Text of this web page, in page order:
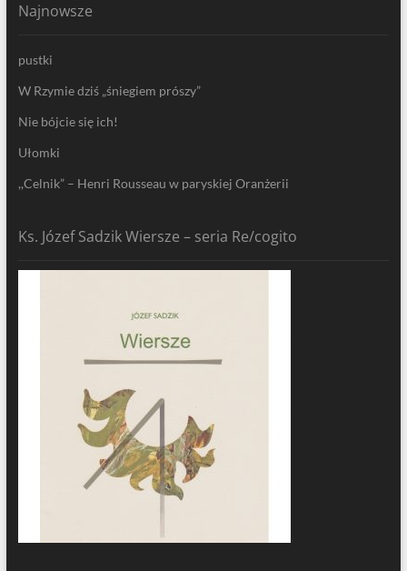
Najnowsze
pustki
W Rzymie dziś „śniegiem prószy”
Nie bójcie się ich!
Ułomki
,,Celnik” – Henri Rousseau w paryskiej Oranżerii
Ks. Józef Sadzik Wiersze – seria Re/cogito